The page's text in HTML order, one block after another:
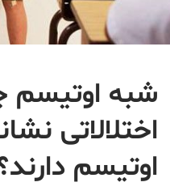
شبه
اختلالاتی
اوتیسم